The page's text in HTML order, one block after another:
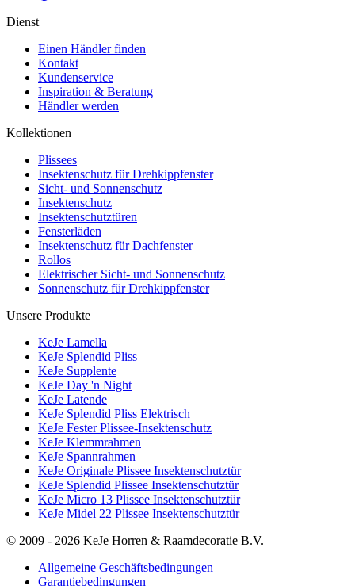
Dienst
Einen Händler finden
Kontakt
Kundenservice
Inspiration & Beratung
Händler werden
Kollektionen
Plissees
Insektenschutz für Drehkippfenster
Sicht- und Sonnenschutz
Insektenschutz
Insektenschutztüren
Fensterläden
Insektenschutz für Dachfenster
Rollos
Elektrischer Sicht- und Sonnenschutz
Sonnenschutz für Drehkippfenster
Unsere Produkte
KeJe Lamella
KeJe Splendid Pliss
KeJe Supplente
KeJe Day 'n Night
KeJe Latende
KeJe Splendid Pliss Elektrisch
KeJe Fester Plissee-Insektenschutz
KeJe Klemmrahmen
KeJe Spannrahmen
KeJe Originale Plissee Insektenschutztür
KeJe Splendid Plissee Insektenschutztür
KeJe Micro 13 Plissee Insektenschutztür
KeJe Midel 22 Plissee Insektenschutztür
© 2009 - 2026 KeJe Horren & Raamdecoratie B.V.
Allgemeine Geschäftsbedingungen
Garantiebedingungen